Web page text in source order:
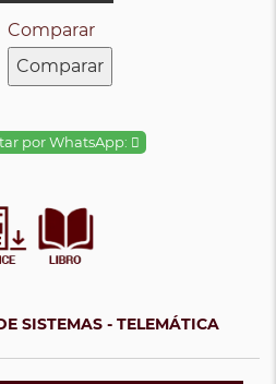
Comparar
Comparar
por WhatsApp:
SISTEMAS - TELEMÁTICA